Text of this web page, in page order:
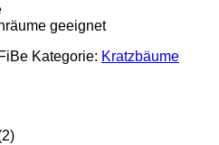
geeignet
Kategorie: Kratzbäume